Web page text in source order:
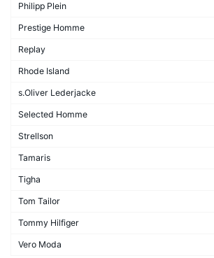
Philipp Plein
Prestige Homme
Replay
Rhode Island
s.Oliver Lederjacke
Selected Homme
Strellson
Tamaris
Tigha
Tom Tailor
Tommy Hilfiger
Vero Moda